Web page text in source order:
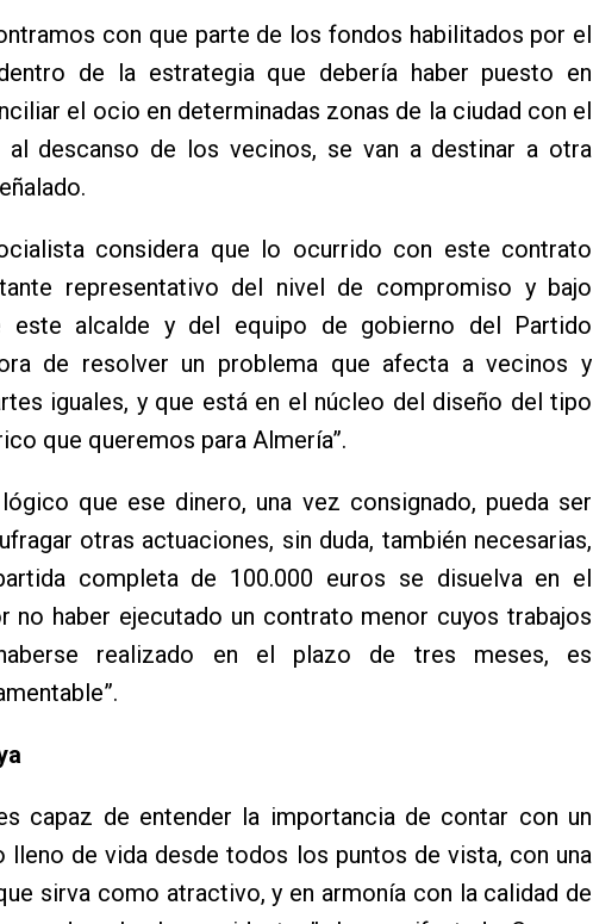
con que parte de los fondos habilitados por el
de la estrategia que debería haber puesto en
el ocio en determinadas zonas de la ciudad con el
al descanso de los vecinos, se van a destinar a otra
considera que lo ocurrido con este contrato
representativo del nivel de compromiso y bajo
este alcalde y del equipo de gobierno del Partido
de resolver un problema que afecta a vecinos y
iguales, y que está en el núcleo del diseño del tipo
que queremos para Almería”.
que ese dinero, una vez consignado, pueda ser
otras actuaciones, sin duda, también necesarias,
completa de 100.000 euros se disuelva en el
no haber ejecutado un contrato menor cuyos trabajos
realizado en el plazo de tres meses, es
capaz de entender la importancia de contar con un
de vida desde todos los puntos de vista, con una
sirva como atractivo, y en armonía con la calidad de